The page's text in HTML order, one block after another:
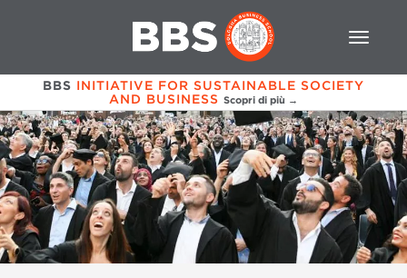
BBS INITIATIVE FOR SUSTAINABLE SOCIETY
AND BUSINESS Scopri di più →